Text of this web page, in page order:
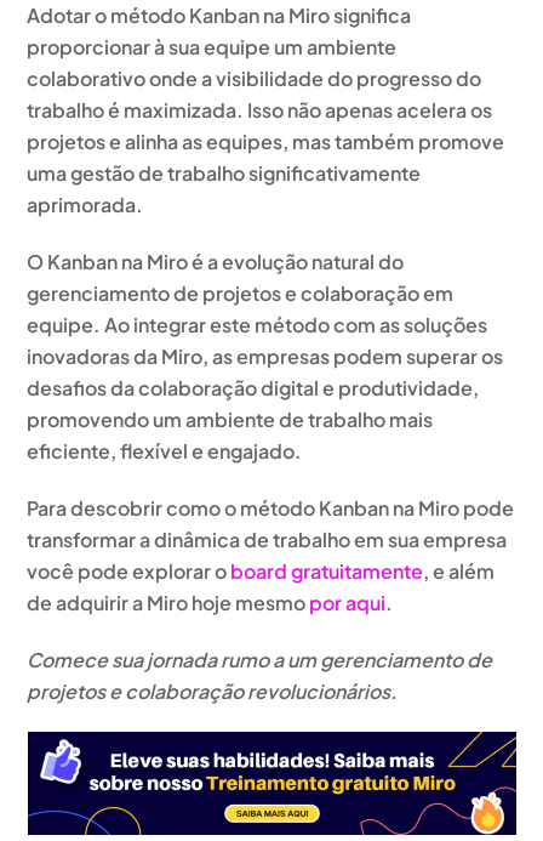
Adotar o método Kanban na Miro significa
proporcionar à sua equipe um ambiente
colaborativo onde a visibilidade do progresso do
trabalho é maximizada. Isso não apenas acelera os
projetos e alinha as equipes, mas também promove
uma gestão de trabalho significativamente
aprimorada.
O Kanban na Miro é a evolução natural do
gerenciamento de projetos e colaboração em
equipe. Ao integrar este método com as soluções
inovadoras da Miro, as empresas podem superar os
desafios da colaboração digital e produtividade,
promovendo um ambiente de trabalho mais
eficiente, flexível e engajado.
Para descobrir como o método Kanban na Miro pode
transformar a dinâmica de trabalho em sua empresa
você pode explorar oboard gratuitamente, e além
de adquirir a Miro hoje mesmopor aqui.
Comece sua jornada rumo a um gerenciamento de
projetos e colaboração revolucionários.